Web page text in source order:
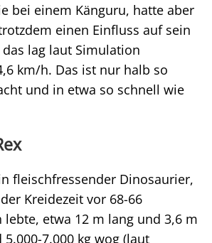
bei einem Känguru, hatte aber
einen Einfluss auf sein
lag laut Simulation
km/h. Das ist nur halb so
und in etwa so schnell wie
fleischfressender Dinosaurier,
Kreidezeit vor 68-66
lebte, etwa 12 m lang und 3,6 m
7.000 kg wog (laut